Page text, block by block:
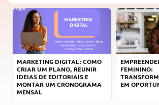
MARKETING DIGITAL: COMO
CRIAR UM PLANO, REUNIR
IDEIAS DE EDITORIAIS E
MONTAR UM CRONOGRAMA
MENSAL
FEMININO:
EM